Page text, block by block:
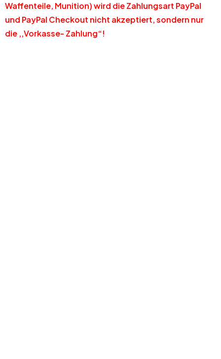
Waffenteile, Munition) wird die Zahlungsart PayPal
und PayPal Checkout nicht akzeptiert, sondern nur
die ,,Vorkasse- Zahlung“!